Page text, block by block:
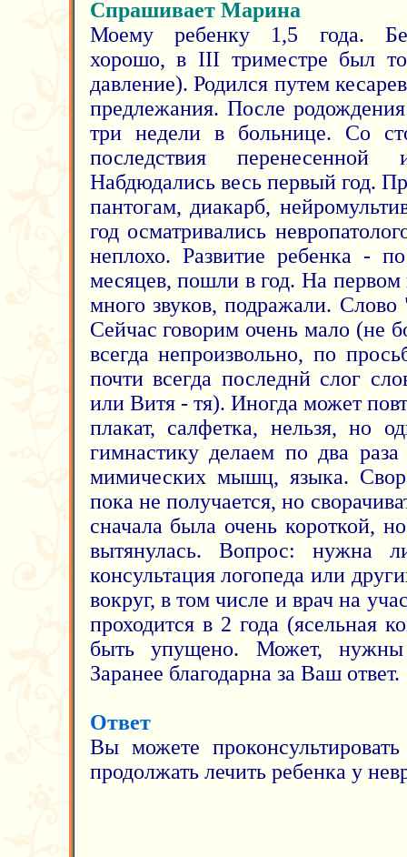
Спрашивает Марина
Моему ребенку 1,5 года.
хорошо, в III триместре был
давление). Родился путем
предлежания. После
три недели в больнице. Со
последствия
Набдюдались весь первый год.
пантогам, диакарб,
год осматривались
неплохо. Развитие ребенка -
месяцев, пошли в год. На первом
много звуков, подражали.
Сейчас говорим очень мало (не
всегда непроизвольно, по
почти всегда последнй слог
или Витя - тя). Иногда может
плакат, салфетка, нельзя, но
гимнастику делаем по два
мимических мышц, языка.
пока не получается, но
сначала была очень короткой,
вытянулась. Вопрос: нужна
консультация логопеда или
вокруг, в том числе и врач на
проходится в 2 года (ясельная
быть упущено. Может, нужны
Заранее благодарна за Ваш ответ.
Ответ
Вы можете
продолжать лечить ребенка у